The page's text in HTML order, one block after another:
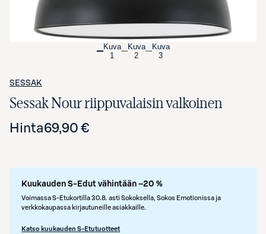
Kuva
1
Kuva
2
Kuva
3
SESSAK
Sessak Nour riippuvalaisin valkoinen
Hinta69,90 €
Kuukauden S-Edut vähintään –20 %
Voimassa S-Etukortilla 30.8. asti Sokoksella, Sokos Emotionissa ja
verkkokaupassa kirjautuneille asiakkaille.
Katso kuukauden S-Etutuotteet